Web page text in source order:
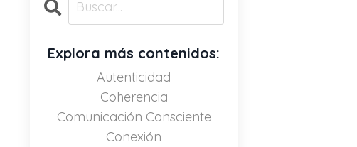
Explora más contenidos:
Autenticidad
Coherencia
Comunicación Consciente
Conexión